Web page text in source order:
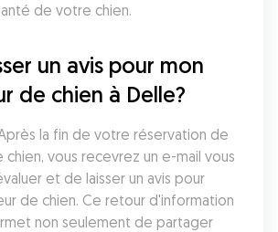
de votre chien.
un avis pour mon
de chien à Delle?
la fin de votre réservation de
vous recevrez un e-mail vous
et de laisser un avis pour
de chien. Ce retour d'information
non seulement de partager